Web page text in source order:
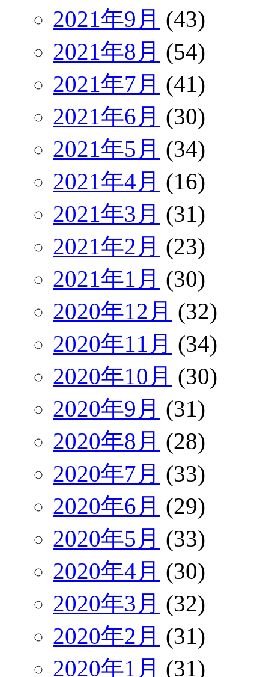
2021年9月 (43)
2021年8月 (54)
2021年7月 (41)
2021年6月 (30)
2021年5月 (34)
2021年4月 (16)
2021年3月 (31)
2021年2月 (23)
2021年1月 (30)
2020年12月 (32)
2020年11月 (34)
2020年10月 (30)
2020年9月 (31)
2020年8月 (28)
2020年7月 (33)
2020年6月 (29)
2020年5月 (33)
2020年4月 (30)
2020年3月 (32)
2020年2月 (31)
2020年1月 (31)